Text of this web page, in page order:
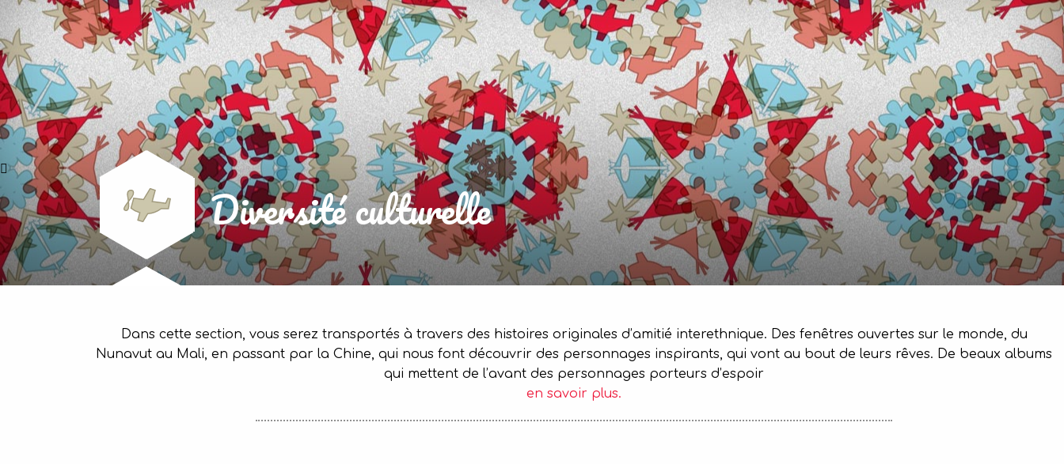
Diversité culturelle
Dans cette section, vous serez transportés à travers des histoires originales d’amitié interethnique. Des fenêtres ouvertes sur le monde, du
Nunavut au Mali, en passant par la Chine, qui nous font découvrir des personnages inspirants, qui vont au bout de leurs rêves. De beaux albums
qui mettent de l’avant des personnages porteurs d’espoir
en savoir plus.